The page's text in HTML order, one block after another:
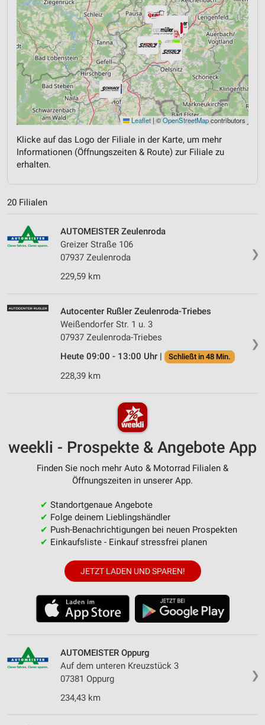
Leaflet | ©OpenStreetMapcontributors
Klicke auf das Logo der Filiale in der Karte, um mehr
Informationen (Öffnungszeiten & Route) zur Filiale zu
erhalten.
20 Filialen
❯
AUTOMEISTER Zeulenroda
Greizer Straße 106
07937 Zeulenroda
229,59 km
❯
Autocenter Rußler Zeulenroda-Triebes
Weißendorfer Str. 1 u. 3
07937 Zeulenroda-Triebes
Heute 09:00 - 13:00 Uhr |
Schließt in 48 Min.
228,39 km
weekli - Prospekte & Angebote App
Finden Sie noch mehr Auto & Motorrad Filialen &
Öffnungszeiten in unserer App.
✔ Standortgenaue Angebote
✔ Folge deinem Lieblingshändler
✔ Push-Benachrichtigungen bei neuen Prospekten
✔ Einkaufsliste - Einkauf stressfrei planen
JETZT LADEN UND SPAREN!
❯
AUTOMEISTER Oppurg
Auf dem unteren Kreuzstück 3
07381 Oppurg
234,43 km